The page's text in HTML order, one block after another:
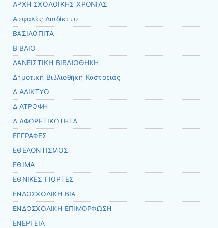
ΑΡΧΗ ΣΧΟΛΟΙΚΗΣ ΧΡΟΝΙΑΣ
Ασφαλές Διαδίκτυο
ΒΑΣΙΛΟΠΙΤΑ
ΒΙΒΛΙΟ
ΔΑΝΕΙΣΤΙΚΗ ΒΙΒΛΙΟΘΗΚΗ
Δημοτική Βιβλιοθήκη Καστοριάς
ΔΙΑΔΙΚΤΥΟ
ΔΙΑΤΡΟΦΗ
ΔΙΑΦΟΡΕΤΙΚΟΤΗΤΑ
ΕΓΓΡΑΦΕΣ
ΕΘΕΛΟΝΤΙΣΜΟΣ
ΕΘΙΜΑ
ΕΘΝΙΚΕΣ ΓΙΟΡΤΕΣ
ΕΝΔΟΣΧΟΛΙΚΗ ΒΙΑ
ΕΝΔΟΣΧΟΛΙΚΗ ΕΠΙΜΟΡΦΩΣΗ
ΕΝΕΡΓΕΙΑ